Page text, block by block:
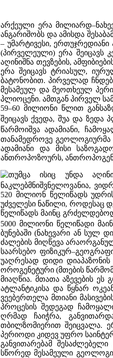
არქეული ერა
ანგარიშობს და ამისდა
– უმარტივესი,
(პირველეული) ერა
აღინიშნა თევზების,
ერა შეიცავს ტრიასულ,
ბატონობით. პირველად
მესამეულ და მეოთხეულ
პლიოცენი. ამთგან პირველ
59–60 მილიონი წლით
შეიცავს ქვედა, შუა და
წარმოიშვა ადამიანი,
თანამედროვე გეოლოგიურმა
ადამიანი და მისი
ანთროპოზოურს,
თუმცა ისიც უნდა
ნაკლებმნიშვნელოვანია,
520 მილიონ წელიწადს
უძველესი ნაწილი, როდესაც
წელიწადს მაინც
5000 მილიონი წელიწადი
ბუნებაში (ნახევარი ან სულ
ძალების მიღწევა
საარსებო
უაღრესად დიდი დიაპაზონის
ოროგენეტური (მთების
მიაღწია. მთათა აზევების
ატლანტიკისა და წყნარ
ვეებერთელა მთიანი
პროცესის შედეგად
ღრმად ჩაიჭრა,
თბილზომიერით შეიცვალა.
პერიოდი კიდევ უფრო
განვითარებამ
სწორედ მესამეული